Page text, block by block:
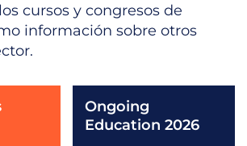
cursos y congresos de
información sobre otros
Ongoing
Education 2026